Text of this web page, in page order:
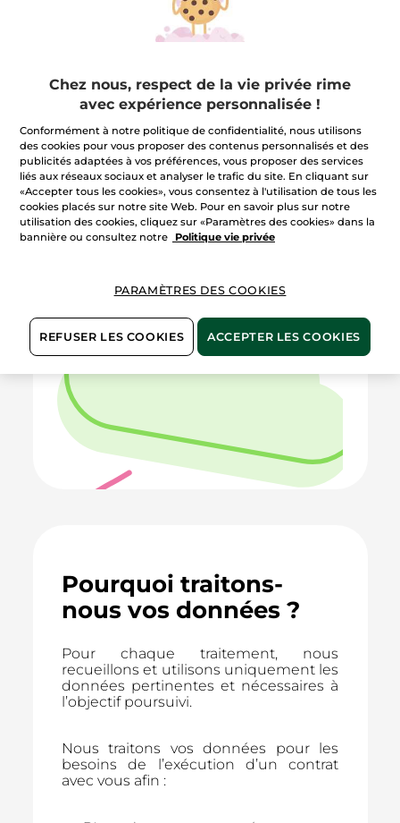
Données relatives à votre identité
Données de contact
Données financières
Données de bien-être, données relatives
à la santé
Données de géolocalisation
(applications mobiles)
EN SAVOIR +
Pourquoi traitons-
nous vos données ?
Pour chaque traitement, nous
recueillons et utilisons uniquement les
données pertinentes et nécessaires à
l’objectif poursuivi.
Nous traitons vos données pour les
besoins de l’exécution d’un contrat
avec vous afin :
Chez nous, respect de la vie privée rime
avec expérience personnalisée !
Conformément à notre politique de confidentialité, nous utilisons
des cookies pour vous proposer des contenus personnalisés et des
publicités adaptées à vos préférences, vous proposer des services
liés aux réseaux sociaux et analyser le trafic du site. En cliquant sur
«Accepter tous les cookies», vous consentez à l'utilisation de tous les
cookies placés sur notre site Web. Pour en savoir plus sur notre
utilisation des cookies, cliquez sur «Paramètres des cookies» dans la
bannière ou consultez notre
Politique vie privée
PARAMÈTRES DES COOKIES
REFUSER LES COOKIES ACCEPTER LES COOKIES